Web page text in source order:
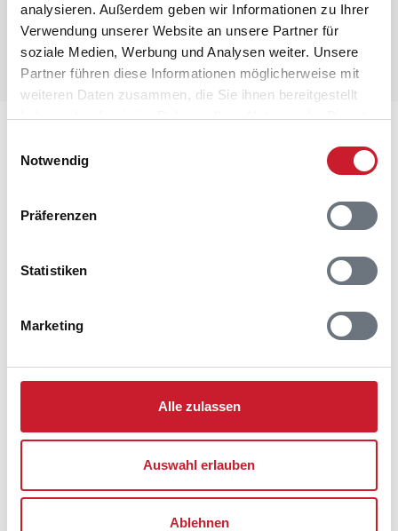
analysieren. Außerdem geben wir Informationen zu Ihrer
Verwendung unserer Website an unsere Partner für
soziale Medien, Werbung und Analysen weiter. Unsere
Partner führen diese Informationen möglicherweise mit
weiteren Daten zusammen, die Sie ihnen bereitgestellt
haben oder die sie im Rahmen Ihrer Nutzung der Dienste
Notwendig
Präferenzen
Statistiken
Marketing
Alle zulassen
Auswahl erlauben
Ablehnen
Kallesensvej 7
6857 Blåvand